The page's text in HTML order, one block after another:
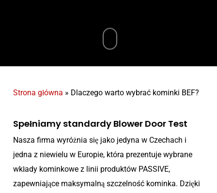
Strona główna » Dlaczego warto wybrać kominki BEF?
Spełniamy standardy Blower Door Test
Nasza firma wyróżnia się jako jedyna w Czechach i
jedna z niewielu w Europie, która prezentuje wybrane
wkłady kominkowe z linii produktów PASSIVE,
zapewniające maksymalną szczelność kominka. Dzięki